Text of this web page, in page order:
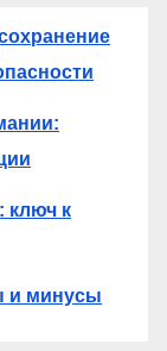
ключ к
и минусы